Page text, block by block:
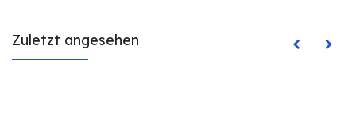
Zuletzt angesehen